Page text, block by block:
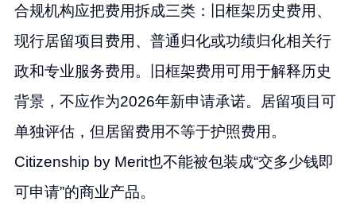
合规机构应把费用拆成三类：旧框架历史费用、
现行居留项目费用、普通归化或功绩归化相关行
政和专业服务费用。旧框架费用可用于解释历史
背景，不应作为2026年新申请承诺。居留项目可
单独评估，但居留费用不等于护照费用。
Citizenship by Merit也不能被包装成“交多少钱即
可申请”的商业产品。